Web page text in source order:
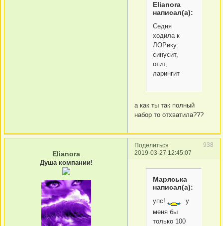
Elianora
написал(а):
Седня
ходила к
ЛОРику:
синусит,
отит,
ларингит
а как ты так полный
набор то отхватила???
Поделиться
938
2019-03-27 12:45:07
Elianora
Душа компании!
Маряська
написал(а):
упс!
у
меня бы
только 100